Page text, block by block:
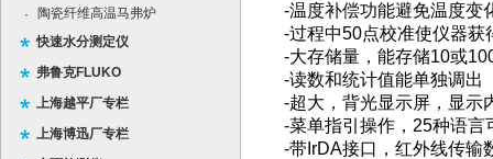
·
陶瓷纤维高温马弗炉
快速水分测定仪
弗鲁克FLUKO
上海越平厂专栏
上海博迅厂专栏
-温度补偿功能避免温度变
-过程中50点校准使仪器获
-大存储量，能存储10或
-读数和统计值能单独调出
-超大，背光显示屏，显示
-菜单指引操作， 25种语言
-带 IrDA接口，红外线传输